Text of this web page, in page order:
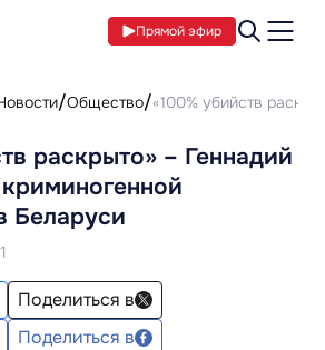
Прямой эфир
Общество «100% убийств
раскрыто» – Геннадий
Беларуси
Поделиться в
Поделиться в